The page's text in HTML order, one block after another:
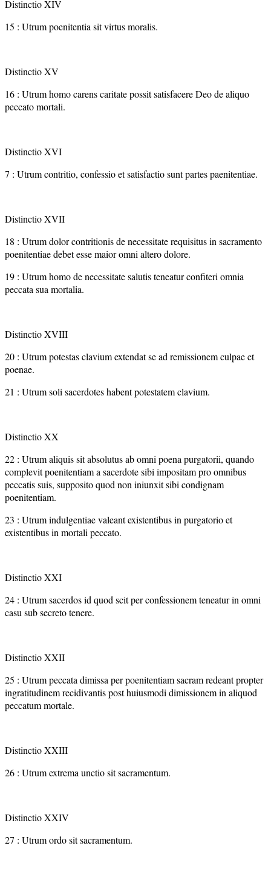
Distinctio XIV
15 : Utrum poenitentia sit virtus moralis.
Distinctio XV
16 : Utrum homo carens caritate possit satisfacere Deo de aliquo
peccato mortali.
Distinctio XVI
7 : Utrum contritio, confessio et satisfactio sunt partes paenitentiae.
Distinctio XVII
18 : Utrum dolor contritionis de necessitate requisitus in sacramento
poenitentiae debet esse maior omni altero dolore.
19 : Utrum homo de necessitate salutis teneatur confiteri omnia
peccata sua mortalia.
Distinctio XVIII
20 : Utrum potestas clavium extendat se ad remissionem culpae et
poenae.
21 : Utrum soli sacerdotes habent potestatem clavium.
Distinctio XX
22 : Utrum aliquis sit absolutus ab omni poena purgatorii, quando
complevit poenitentiam a sacerdote sibi impositam pro omnibus
peccatis suis, supposito quod non iniunxit sibi condignam
poenitentiam.
23 : Utrum indulgentiae valeant existentibus in purgatorio et
existentibus in mortali peccato.
Distinctio XXI
24 : Utrum sacerdos id quod scit per confessionem teneatur in omni
casu sub secreto tenere.
Distinctio XXII
25 : Utrum peccata dimissa per poenitentiam sacram redeant propter
ingratitudinem recidivantis post huiusmodi dimissionem in aliquod
peccatum mortale.
Distinctio XXIII
26 : Utrum extrema unctio sit sacramentum.
Distinctio XXIV
27 : Utrum ordo sit sacramentum.